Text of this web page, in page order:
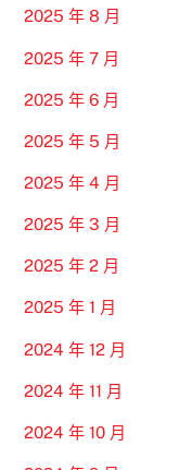
2025 年 8 月
2025 年 7 月
2025 年 6 月
2025 年 5 月
2025 年 4 月
2025 年 3 月
2025 年 2 月
2025 年 1 月
2024 年 12 月
2024 年 11 月
2024 年 10 月